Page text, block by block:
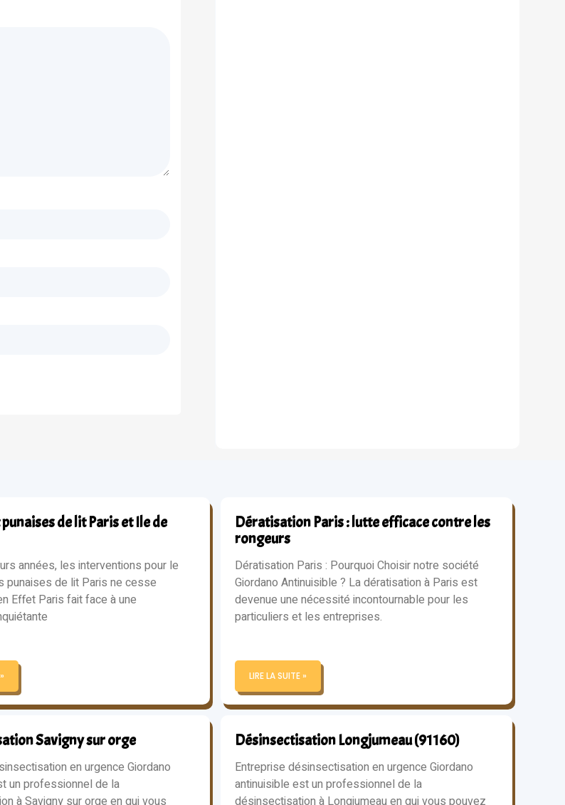
de lit Paris et Ile de
années, les interventions pour le
punaises de lit Paris ne cesse
Effet Paris fait face à une
Dératisation Paris : lutte efficace contre les
rongeurs
Dératisation Paris : Pourquoi Choisir notre société
Giordano Antinuisible ? La dératisation à Paris est
devenue une nécessité incontournable pour les
particuliers et les entreprises.
LIRE LA SUITE »
Savigny sur orge
en urgence Giordano
un professionnel de la
Désinsectisation Longjumeau (91160)
Entreprise désinsectisation en urgence Giordano
antinuisible est un professionnel de la